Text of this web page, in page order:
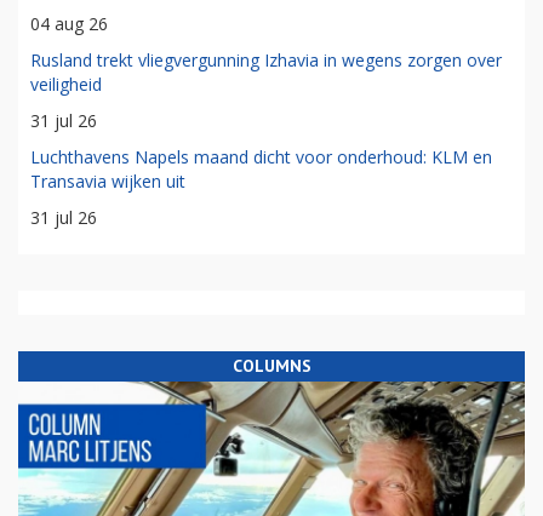
04 aug 26
Rusland trekt vliegvergunning Izhavia in wegens zorgen over
veiligheid
31 jul 26
Luchthavens Napels maand dicht voor onderhoud: KLM en
Transavia wijken uit
31 jul 26
COLUMNS